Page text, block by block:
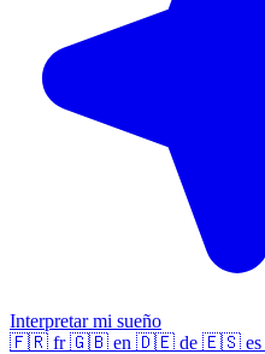
Interpretar mi sueño
🇫🇷 fr 🇬🇧 en 🇩🇪 de 🇪🇸 es